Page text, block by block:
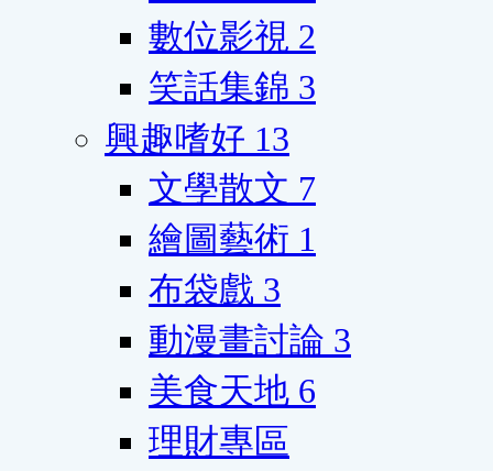
數位影視 2
笑話集錦 3
興趣嗜好 13
文學散文 7
繪圖藝術 1
布袋戲 3
動漫畫討論 3
美食天地 6
理財專區